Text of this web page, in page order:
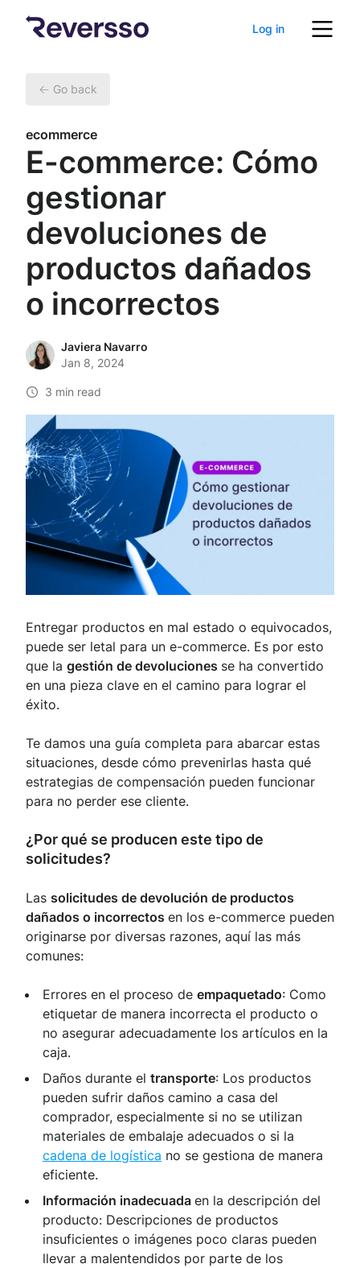
Log in
Go back
ecommerce
E-commerce: Cómo
gestionar
devoluciones de
productos dañados
o incorrectos
Javiera Navarro
Jan 8, 2024
3 min read
Entregar productos en mal estado o equivocados,
puede ser letal para un e-commerce. Es por esto
que la gestión de devoluciones se ha convertido
en una pieza clave en el camino para lograr el
éxito.
Te damos una guía completa para abarcar estas
situaciones, desde cómo prevenirlas hasta qué
estrategias de compensación pueden funcionar
para no perder ese cliente.
¿Por qué se producen este tipo de
solicitudes?
Las solicitudes de devolución de productos
dañados o incorrectos en los e-commerce pueden
originarse por diversas razones, aquí las más
comunes:
Errores en el proceso de empaquetado: Como
etiquetar de manera incorrecta el producto o
no asegurar adecuadamente los artículos en la
caja.
Daños durante el transporte: Los productos
pueden sufrir daños camino a casa del
comprador, especialmente si no se utilizan
materiales de embalaje adecuados o si la
cadena de logística no se gestiona de manera
eficiente.
Información inadecuada en la descripción del
producto: Descripciones de productos
insuficientes o imágenes poco claras pueden
llevar a malentendidos por parte de los